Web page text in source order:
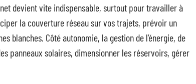
devient vite indispensable, surtout pour travailler à
la couverture réseau sur vos trajets, prévoir un
blanches. Côté autonomie, la gestion de l’énergie, de
panneaux solaires, dimensionner les réservoirs, gérer